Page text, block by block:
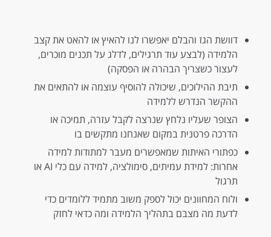
דוושת הגז והבלם יאפשרו לנו להאיץ או להאט את קצב
הלמידה (לבצע עוד תרגילים, לדלג על תכנים מוכרים,
לעצור כשצריך הבהרה או הפסקה)
תיבת ההילוכים, שיכולה להוסיף עוצמה או להתאים את
ההקשר הנדרש ללמידה
הצופר שעליו נלחץ שנרצה לקבל עזרה, תמיכה או
הדרכה פרטנית במקום שאנחנו מתקשים בו
כפתורי האיתות שמאפשרים מעבר למתודות למידה
אחרות: למידת עמיתים, סימולציה, למידה עם כלי AI או
תרגול
ולוח המחוונים יכול לספק משוב מתמיד ללומדים כדי
לדעת מה מצבם בתהליך הלמידה ומה כדאי לחזק